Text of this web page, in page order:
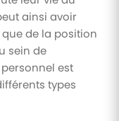
ainsi avoir
de la position
sein de
est
types